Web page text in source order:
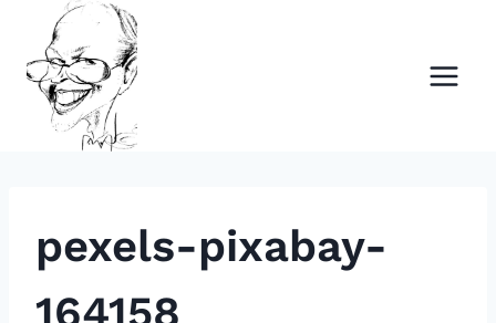
sisältöön
pexels-pixabay-